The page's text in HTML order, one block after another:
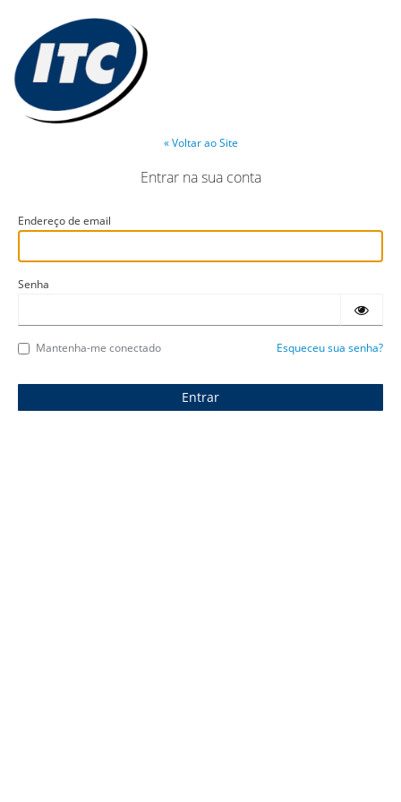
« Voltar ao Site
Entrar na sua conta
Endereço de email
Senha
Mantenha-me conectado Esqueceu sua senha?